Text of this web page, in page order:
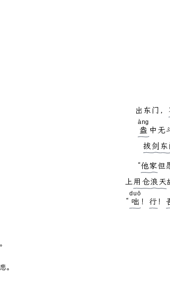
出东门，
盎
àng
中无
拔剑
“他家但
上用 仓浪天
“ 咄
duō
！行 ！
。